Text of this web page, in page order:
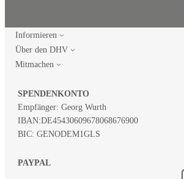
Informieren
Über den DHV
Mitmachen
SPENDENKONTO
Empfänger: Georg Wurth
IBAN:DE45430609678068676900
BIC: GENODEM1GLS
PAYPAL